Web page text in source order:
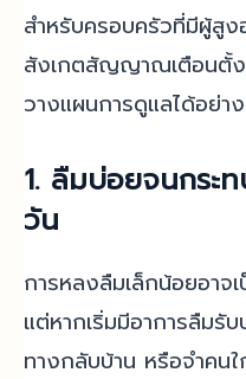
สำหรับครอบครัวที่มีผู้สูง
สังเกตสัญญาณเตือนตั้ง
วางแผนการดูแลได้อย่า
1. ลืมบ่อยจนกระท
วัน
การหลงลืมเล็กน้อยอาจ
แต่หากเริ่มมีอาการลืมรั
ทางกลับบ้าน หรือจำค